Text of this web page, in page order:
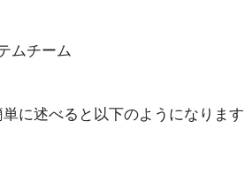
ムチーム
に述べると以下のようになります